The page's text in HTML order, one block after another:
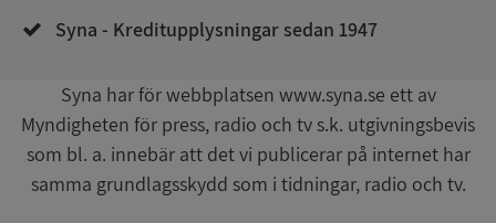
Syna - Kreditupplysningar sedan 1947
Syna har för webbplatsen www.syna.se ett av
Myndigheten för press, radio och tv s.k. utgivningsbevis
som bl. a. innebär att det vi publicerar på internet har
samma grundlagsskydd som i tidningar, radio och tv.
VISITOR_PRIVACY_METADATA
YouTube
Privacy Policy